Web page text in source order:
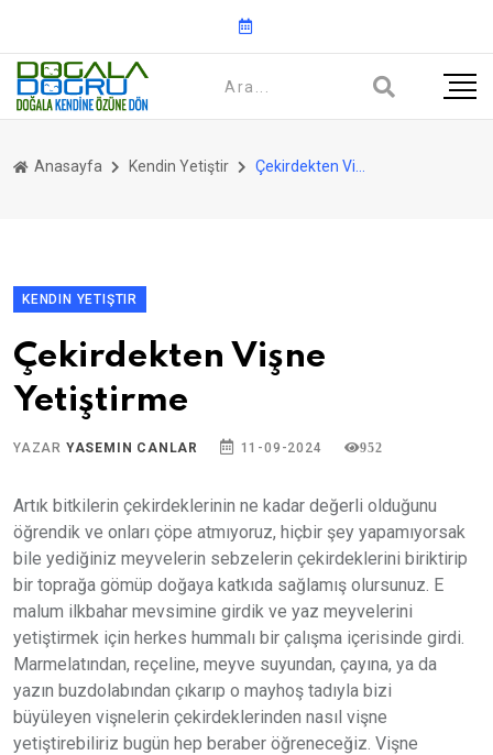
Anasayfa Kendin Yetiştir
KENDIN YETIŞTIR
Çekirdekten Vişne
Yetiştirme
YAZAR YASEMIN CANLAR 11-09-2024 952
Artık bitkilerin çekirdeklerinin ne kadar değerli olduğunu
öğrendik ve onları çöpe atmıyoruz, hiçbir şey yapamıyorsak
bile yediğiniz meyvelerin sebzelerin çekirdeklerini biriktirip
bir toprağa gömüp doğaya katkıda sağlamış olursunuz. E
malum ilkbahar mevsimine girdik ve yaz meyvelerini
yetiştirmek için herkes hummalı bir çalışma içerisinde girdi.
Marmelatından, reçeline, meyve suyundan, çayına, ya da
yazın buzdolabından çıkarıp o mayhoş tadıyla bizi
büyüleyen vişnelerin çekirdeklerinden nasıl vişne
yetiştirebiliriz bugün hep beraber öğreneceğiz. Vişne